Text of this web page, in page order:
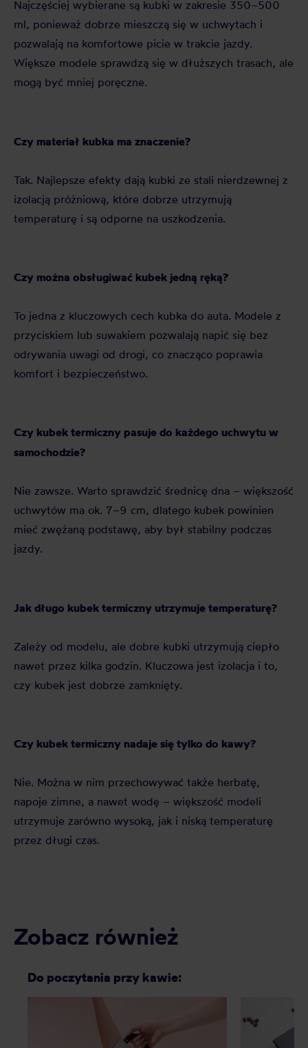
Najczęściej wybierane są kubki w zakresie 350–500
ml, ponieważ dobrze mieszczą się w uchwytach i
pozwalają na komfortowe picie w trakcie jazdy.
Większe modele sprawdzą się w dłuższych trasach, ale
mogą być mniej poręczne.
Czy materiał kubka ma znaczenie?
Tak. Najlepsze efekty dają kubki ze stali nierdzewnej z
izolacją próżniową, które dobrze utrzymują
temperaturę i są odporne na uszkodzenia.
Czy można obsługiwać kubek jedną ręką?
To jedna z kluczowych cech kubka do auta. Modele z
przyciskiem lub suwakiem pozwalają napić się bez
odrywania uwagi od drogi, co znacząco poprawia
komfort i bezpieczeństwo.
Czy kubek termiczny pasuje do każdego uchwytu w
samochodzie?
Nie zawsze. Warto sprawdzić średnicę dna – większość
uchwytów ma ok. 7–9 cm, dlatego kubek powinien
mieć zwężaną podstawę, aby był stabilny podczas
jazdy.
Jak długo kubek termiczny utrzymuje temperaturę?
Zależy od modelu, ale dobre kubki utrzymują ciepło
nawet przez kilka godzin. Kluczowa jest izolacja i to,
czy kubek jest dobrze zamknięty.
Czy kubek termiczny nadaje się tylko do kawy?
Nie. Można w nim przechowywać także herbatę,
napoje zimne, a nawet wodę – większość modeli
utrzymuje zarówno wysoką, jak i niską temperaturę
przez długi czas.
Zobacz również
Do poczytania przy kawie: